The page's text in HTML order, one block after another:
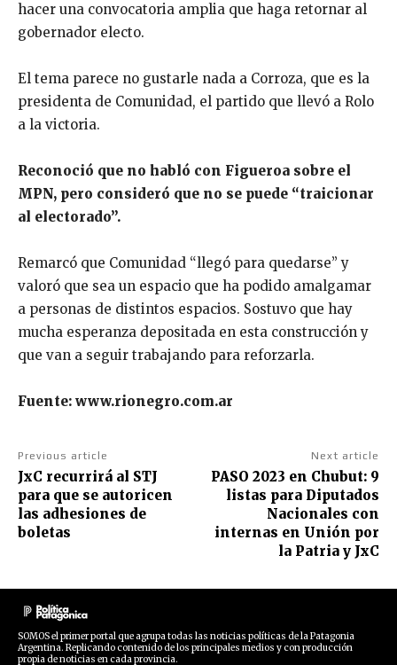
hacer una convocatoria amplia que haga retornar al
gobernador electo.
El tema parece no gustarle nada a Corroza, que es la
presidenta de Comunidad, el partido que llevó a Rolo
a la victoria.
Reconoció que no habló con Figueroa sobre el
MPN, pero consideró que no se puede “traicionar
al electorado”.
Remarcó que Comunidad “llegó para quedarse” y
valoró que sea un espacio que ha podido amalgamar
a personas de distintos espacios. Sostuvo que hay
mucha esperanza depositada en esta construcción y
que van a seguir trabajando para reforzarla.
Fuente: www.rionegro.com.ar
Previous article
JxC recurrirá al STJ
para que se autoricen
las adhesiones de
boletas
Next article
PASO 2023 en Chubut: 9
listas para Diputados
Nacionales con
internas en Unión por
la Patria y JxC
SOMOS el primer portal que agrupa todas las noticias políticas de la Patagonia
Argentina. Replicando contenido de los principales medios y con producción
propia de noticias en cada provincia.